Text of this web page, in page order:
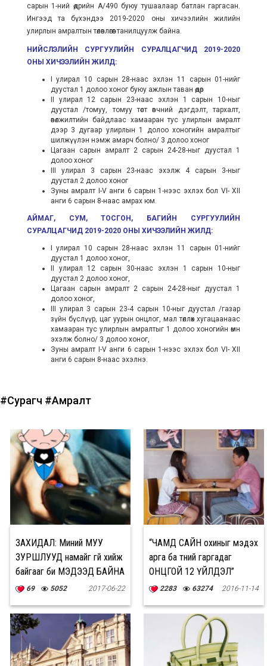
сарын 1-ний өдрийн А/490 буюу тушаалаар батлан гаргасан.
Ингээд та бүхэндээ 2019-2020 оны хичээлийн жилийн
улирлын амралтын төлөвлөгөөг танилцуулж байна.
НИЙСЛЭЛИЙН СУРГУУЛИЙН СУРАЛЦАГЧИД 2019-2020
ОНЫ ХИЧЭЭЛИЙН ЖИЛД:
I улирал 10 сарын 28-наас эхлэн 11 сарын 01-нийг
дуустал 1 долоо хоног буюу ажлын таван өдөр
II улирал 12 сарын 23-наас эхлэн 1 сарын 10-ныг
дуустал /томуу, томуу төст өвчний дэгдэлт, тархалт,
өвөлжилтийн байдлаас хамааран тус улирлын амралт
дээр 3 дугаар улирлын 1 долоо хоногийн амралтыг
шилжүүлэн нэмж амарч болно/ 3 долоо хоног
Цагаан сарын амралт 2 сарын 24-28-ныг дуустал 1
долоо хоног
III улирал 3 сарын 23-наас эхэлж 4 сарын 3-ныг
дуустал 2 долоо хоног
Зуны амралт I-V анги 6 сарын 1-нээс эхлэх бол VI- XII
анги 6 сарын 8-наас амрах юм.
АЙМАГ, СУМ, ТОСГОН, БАГИЙН СУРГУУЛИЙН
СУРАЛЦАГЧИД 2019-2020 ОНЫ ХИЧЭЭЛИЙН ЖИЛД:
I улирал 10 сарын 28-наас эхлэн 11 сарын 01-нийг
дуустал 1 долоо хоног,
II улирал 12 сарын 30-наас эхлэн 1 сарын 10-ныг
дуустал 2 долоо хоног,
Цагаан сарын амралт 2 сарын 24-28-ныг дуустал 1
долоо хоног,
III улирал 3 сарын 23-4 сарын 10-ныг дуустал /газар
зүйн бүслүүр, цаг уурын онцлог, мал төллөх хугацаанаас
хамааран тус улирлын амралтыг 1 долоо хоногийн өмнө
эхэлж болно/ 3 долоо хоног,
Зуны амралт I-V анги 6 сарын 1-нээс эхлэх бол VI- XII
анги 6 сарын 8-наас эхэлнэ.
#Сурагч #Амралт
ЗАХИДАЛ: Миний МУУ
ЗУРШЛУУД намайг үгүй хийж
байгааг би МЭДЭЭД БАЙНА
69 5052 2017-06-22
“ЧАМД САЙН охиныг мэдэх
арга ба түүний гаргадаг
ОНЦГОЙ 12 ҮЙЛДЭЛ”
2283 63274 2016-11-14